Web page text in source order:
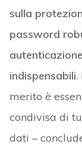
sulla
password
indispensabili.
merito è
condivisa di
dati –